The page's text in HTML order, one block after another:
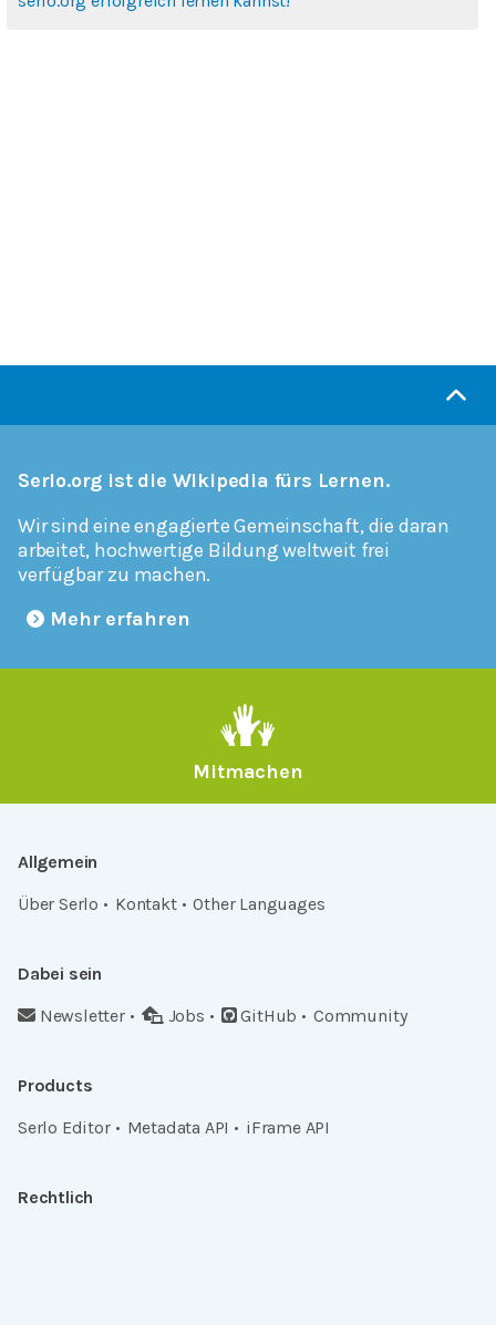
Serlo.org ist die Wikipedia fürs Lernen.
Wir sind eine engagierte Gemeinschaft, die daran
arbeitet, hochwertige Bildung weltweit frei
verfügbar zu machen.
Mehr erfahren
Mitmachen
Allgemein
Über Serlo
Kontakt Other Languages
Dabei sein
Newsletter
Jobs GitHub Community
Products
Serlo Editor
Metadata API iFrame API
Rechtlich